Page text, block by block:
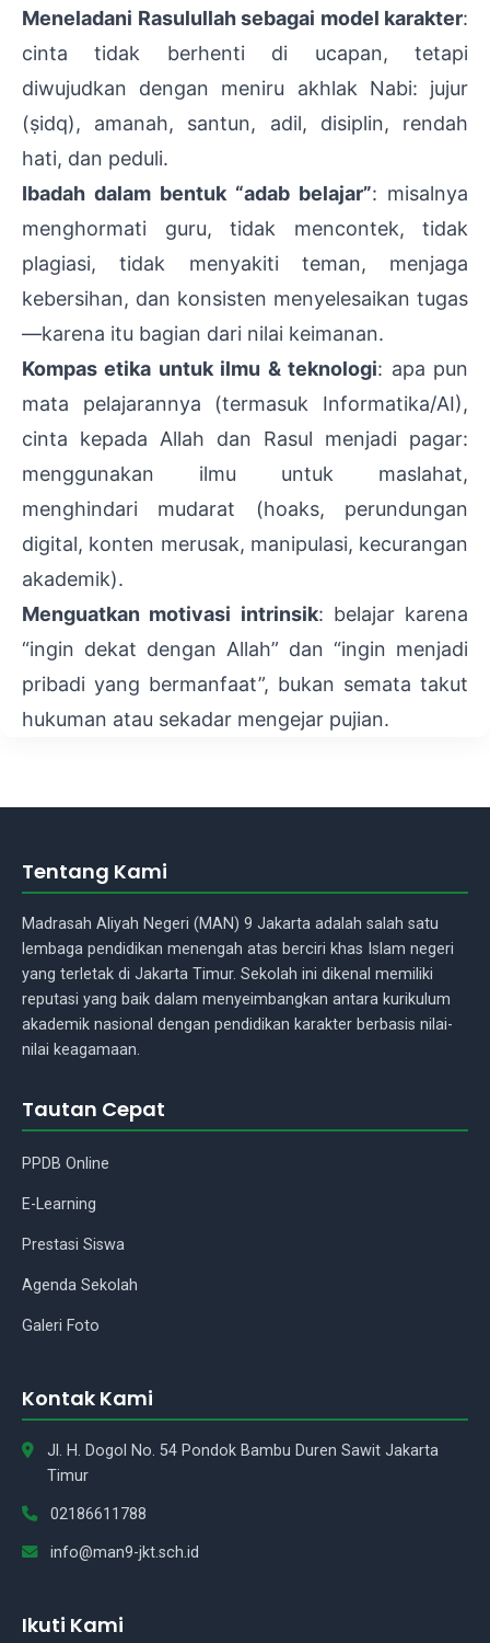
Meneladani Rasulullah sebagai model karakter:
cinta tidak berhenti di ucapan, tetapi
diwujudkan dengan meniru akhlak Nabi: jujur
(ṣidq), amanah, santun, adil, disiplin, rendah
hati, dan peduli.
Ibadah dalam bentuk “adab belajar”: misalnya
menghormati guru, tidak mencontek, tidak
plagiasi, tidak menyakiti teman, menjaga
kebersihan, dan konsisten menyelesaikan tugas
—karena itu bagian dari nilai keimanan.
Kompas etika untuk ilmu & teknologi: apa pun
mata pelajarannya (termasuk Informatika/AI),
cinta kepada Allah dan Rasul menjadi pagar:
menggunakan ilmu untuk maslahat,
menghindari mudarat (hoaks, perundungan
digital, konten merusak, manipulasi, kecurangan
akademik).
Menguatkan motivasi intrinsik: belajar karena
“ingin dekat dengan Allah” dan “ingin menjadi
pribadi yang bermanfaat”, bukan semata takut
hukuman atau sekadar mengejar pujian.
Tentang Kami
Madrasah Aliyah Negeri (MAN) 9 Jakarta adalah salah satu
lembaga pendidikan menengah atas berciri khas Islam negeri
yang terletak di Jakarta Timur. Sekolah ini dikenal memiliki
reputasi yang baik dalam menyeimbangkan antara kurikulum
akademik nasional dengan pendidikan karakter berbasis nilai-
nilai keagamaan.
Tautan Cepat
PPDB Online
E-Learning
Prestasi Siswa
Agenda Sekolah
Galeri Foto
Kontak Kami
Jl. H. Dogol No. 54 Pondok Bambu Duren Sawit Jakarta
Timur
02186611788
info@man9-jkt.sch.id
Ikuti Kami
Asisten Madrasah